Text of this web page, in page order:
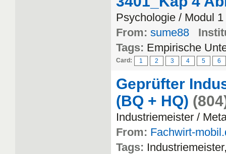
Psychologie / Modul 1
From: sume88
Tags: Empirische
Card: 1 2 3 4 5 6
Geprüfter
(BQ + HQ)
Industriemeister /
From: Fachwirt-
Tags: